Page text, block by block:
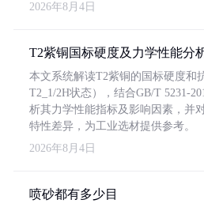
2026年8月4日
T2紫铜国标硬度及力学性能分
本文系统解读T2紫铜的国标硬度和
T2_1/2H状态），结合GB/T 5231-
析其力学性能指标及影响因素，并
特性差异，为工业选材提供参考。
2026年8月4日
喷砂都有多少目